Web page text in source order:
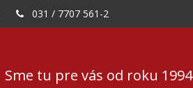
Sme tu pre vás od roku 1994
031 / 7707 561-2